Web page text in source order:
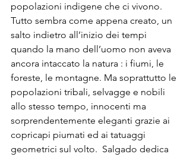
popolazioni indigene che ci vivono.
Tutto sembra come appena creato, un
salto indietro all’inizio dei tempi
quando la mano dell’uomo non aveva
ancora intaccato la natura : i fiumi, le
foreste, le montagne. Ma soprattutto le
popolazioni tribali, selvagge e nobili
allo stesso tempo, innocenti ma
sorprendentemente eleganti grazie ai
copricapi piumati ed ai tatuaggi
geometrici sul volto.  Salgado dedica